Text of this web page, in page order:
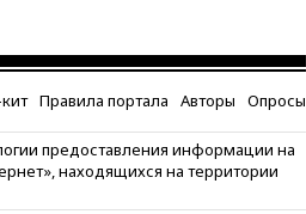
Правила портала Авторы Опросы
предоставления информации на
находящихся на территории